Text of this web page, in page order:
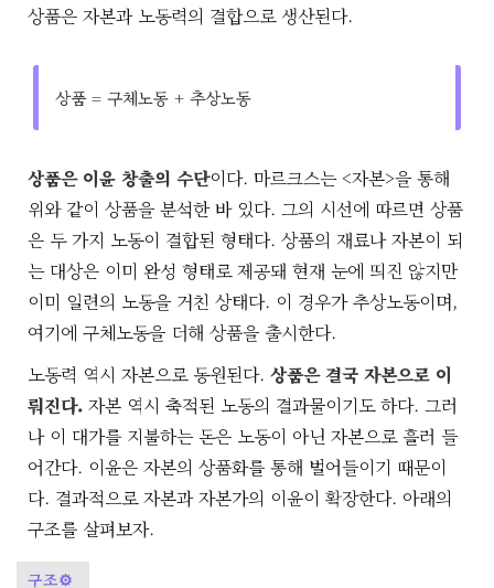
상품은 자본과 노동력의 결합으로 생산된다.
상품 = 구체노동 + 추상노동
상품은 이윤 창출의 수단이다. 마르크스는 <자본>을 통해
위와 같이 상품을 분석한 바 있다. 그의 시선에 따르면 상품
은 두 가지 노동이 결합된 형태다. 상품의 재료나 자본이 되
는 대상은 이미 완성 형태로 제공돼 현재 눈에 띄진 않지만
이미 일련의 노동을 거친 상태다. 이 경우가 추상노동이며,
여기에 구체노동을 더해 상품을 출시한다.
노동력 역시 자본으로 동원된다. 상품은 결국 자본으로 이
뤄진다. 자본 역시 축적된 노동의 결과물이기도 하다. 그러
나 이 대가를 지불하는 돈은 노동이 아닌 자본으로 흘러 들
어간다. 이윤은 자본의 상품화를 통해 벌어들이기 때문이
다. 결과적으로 자본과 자본가의 이윤이 확장한다. 아래의
구조를 살펴보자.
구조⚙